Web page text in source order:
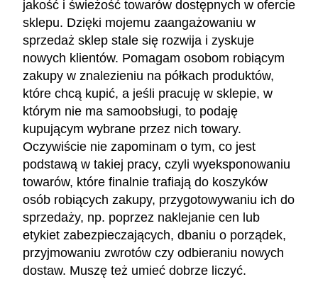
jakość i świeżość towarów dostępnych w ofercie
sklepu. Dzięki mojemu zaangażowaniu w
sprzedaż sklep stale się rozwija i zyskuje
nowych klientów. Pomagam osobom robiącym
zakupy w znalezieniu na półkach produktów,
które chcą kupić, a jeśli pracuję w sklepie, w
którym nie ma samoobsługi, to podaję
kupującym wybrane przez nich towary.
Oczywiście nie zapominam o tym, co jest
podstawą w takiej pracy, czyli wyeksponowaniu
towarów, które finalnie trafiają do koszyków
osób robiących zakupy, przygotowywaniu ich do
sprzedaży, np. poprzez naklejanie cen lub
etykiet zabezpieczających, dbaniu o porządek,
przyjmowaniu zwrotów czy odbieraniu nowych
dostaw. Muszę też umieć dobrze liczyć.